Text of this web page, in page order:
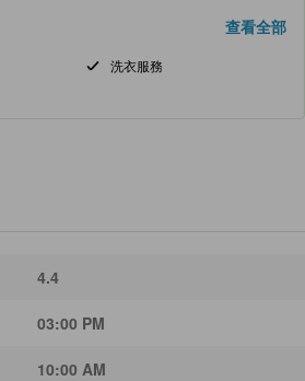
查看全部
洗衣服務
4.4
03:00 PM
10:00 AM